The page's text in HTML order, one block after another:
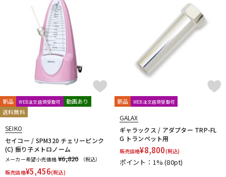
新品 WEB注文店頭受取可
動画あり
送料無料
SEIKO
セイコー / SPM320 チェリーピンク
(C) 振り子メトロノーム
メーカー希望小売価格 ¥6,820
（税込）
販売価格¥5,456(税込)
新品 WEB注文店頭受取可
GALAX
ギャラックス / アダプター TRP-FL
G トランペット用
販売価格¥8,800(税込)
ポイント：1%(80pt)